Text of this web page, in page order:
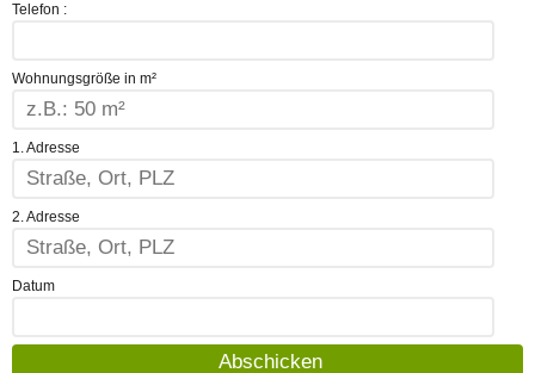
Telefon :
Wohnungsgröße in m²
1. Adresse
2. Adresse
Datum